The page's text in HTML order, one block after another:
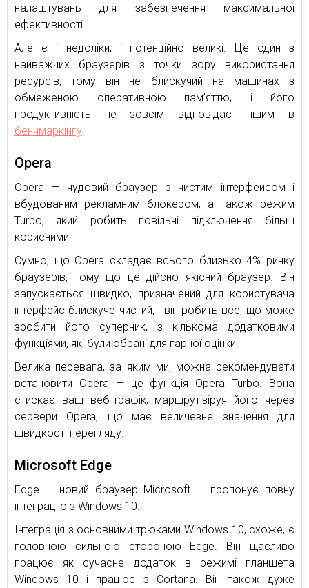
налаштувань для забезпечення максимальної
ефективності.
Але є і недоліки, і потенційно великі. Це один з
найважчих браузерів з точки зору використання
ресурсів, тому він не блискучий на машинах з
обмеженою оперативною пам’яттю, і його
продуктивність не зовсім відповідає іншим в
бенчмаркінгу.
Opera
Opera — чудовий браузер з чистим інтерфейсом і
вбудованим рекламним блокером, а також режим
Turbo, який робить повільні підключення більш
корисними
Сумно, що Opera складає всього близько 4% ринку
браузерів, тому що це дійсно якісний браузер. Він
запускається швидко, призначений для користувача
інтерфейс блискуче чистий, і він робить все, що може
зробити його суперник, з кількома додатковими
функціями, які були обрані для гарної оцінки.
Велика перевага, за яким ми, можна рекомендувати
встановити Opera — це функція Opera Turbo. Вона
стискає ваш веб-трафік, маршрутізіруя його через
сервери Opera, що має величезне значення для
швидкості перегляду.
Microsoft Edge
Edge — новий браузер Microsoft — пропонує повну
інтеграцію з Windows 10.
Інтеграція з основними трюками Windows 10, схоже, є
головною сильною стороною Edge. Він щасливо
працює як сучасне додаток в режимі планшета
Windows 10 і працює з Cortana. Він також дуже